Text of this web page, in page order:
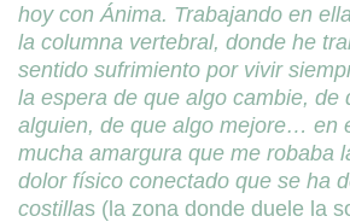
hoy con Ánima. Trabajando en
la columna vertebral, donde he
sentido sufrimiento por vivir
la espera de que algo cambie, de
alguien, de que algo mejore… en
mucha amargura que me robaba
dolor físico conectado que se ha
costillas (la zona donde duele la